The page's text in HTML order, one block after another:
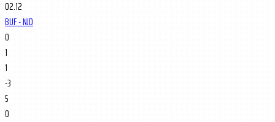
02.12
BUF - NJD
0
1
1
-3
5
0